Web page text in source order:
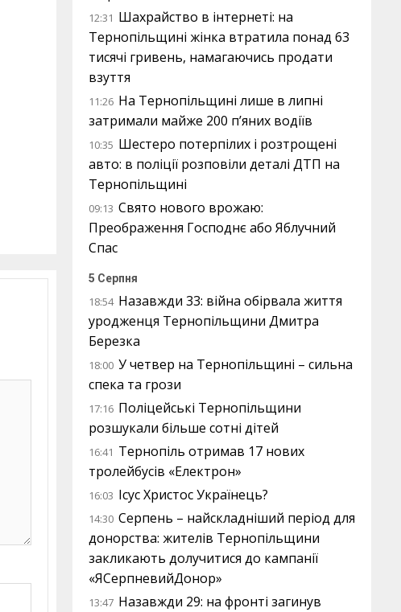
12:31 Шахрайство в інтернеті: на
Тернопільщині жінка втратила понад 63
тисячі гривень, намагаючись продати
взуття
11:26 На Тернопільщині лише в липні
затримали майже 200 п’яних водіїв
10:35 Шестеро потерпілих і розтрощені
авто: в поліції розповіли деталі ДТП на
Тернопільщині
09:13 Свято нового врожаю:
Преображення Господнє або Яблучний
Спас
5 Серпня
18:54 Назавжди 33: війна обірвала життя
уродженця Тернопільщини Дмитра
Березка
18:00 У четвер на Тернопільщині – сильна
спека та грози
17:16 Поліцейські Тернопільщини
розшукали більше сотні дітей
16:41 Тернопіль отримав 17 нових
тролейбусів «Електрон»
16:03 Ісус Христос Українець?
14:30 Серпень – найскладніший період для
донорства: жителів Тернопільщини
закликають долучитися до кампанії
«ЯСерпневийДонор»
13:47 Назавжди 29: на фронті загинув